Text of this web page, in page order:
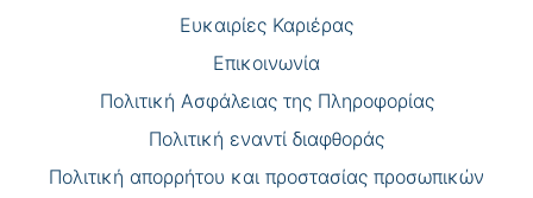
Eυκαιρίες Καριέρας
Επικοινωνία
Πολιτική Ασφάλειας της Πληροφορίας
Πολιτική εναντί διαφθοράς
Πολιτική απορρήτου και προστασίας προσωπικών